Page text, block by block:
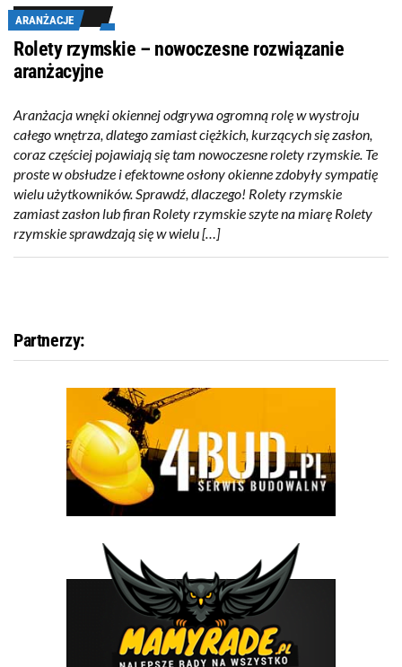
ARANŻACJE
Rolety rzymskie – nowoczesne rozwiązanie
aranżacyjne
Aranżacja wnęki okiennej odgrywa ogromną rolę w wystroju
całego wnętrza, dlatego zamiast ciężkich, kurzących się zasłon,
coraz częściej pojawiają się tam nowoczesne rolety rzymskie. Te
proste w obsłudze i efektowne osłony okienne zdobyły sympatię
wielu użytkowników. Sprawdź, dlaczego! Rolety rzymskie
zamiast zasłon lub firan Rolety rzymskie szyte na miarę Rolety
rzymskie sprawdzają się w wielu […]
Partnerzy: